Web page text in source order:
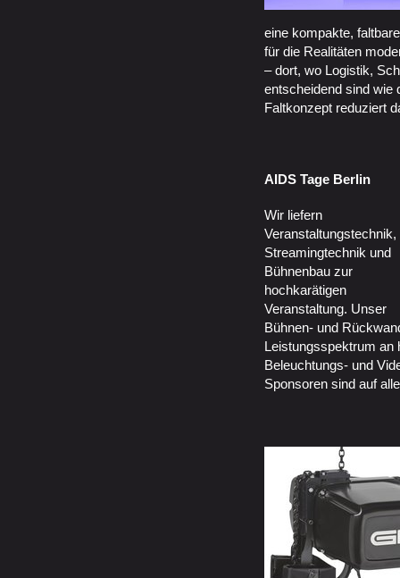
eine kompakte,
für die Realitäten
– dort, wo Logistik,
entscheidend sind wie
Faltkonzept reduziert
AIDS Tage Berlin
Wir liefern
Veranstaltungstechnik,
Streamingtechnik und
Bühnenbau zur
hochkarätigen
Veranstaltung. Unser
Bühnen- und
Leistungsspektrum an
Beleuchtungs- und
Sponsoren sind auf